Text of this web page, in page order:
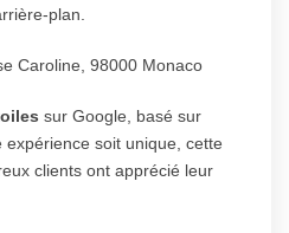
plan.
Caroline, 98000 Monaco
sur Google, basé sur
expérience soit unique, cette
clients ont apprécié leur